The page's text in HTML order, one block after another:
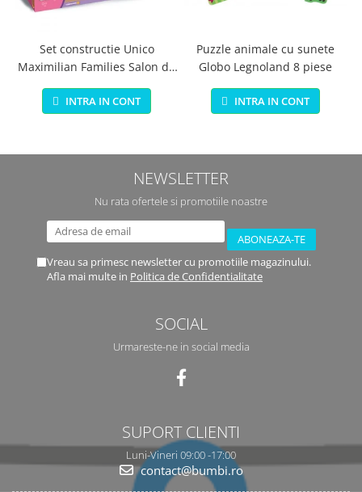
Set constructie Unico
Maximilian Families Salon de
infrumusetare 80 piese
INTRA IN CONT
Puzzle animale cu sunete
Globo Legnoland 8 piese
INTRA IN CONT
NEWSLETTER
Nu rata ofertele si promotiile noastre
Vreau sa primesc newsletter cu promotiile magazinului.
Afla mai multe in Politica de Confidentialitate
SOCIAL
Urmareste-ne in social media
SUPORT CLIENTI
Luni-Vineri 09:00 -17:00
contact@bumbi.ro